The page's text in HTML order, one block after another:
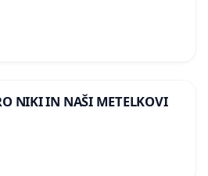
NIKI IN NAŠI METELKOVI